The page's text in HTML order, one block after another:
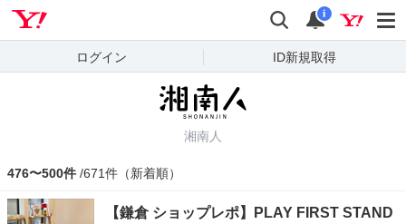
検索 通知
i
ログイン ID新規取得
湘南人
476〜500件 /671件（新着順）
【鎌倉 ショップレポ】PLAY FIRST STAND